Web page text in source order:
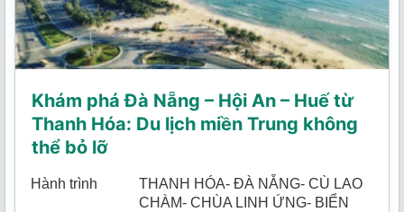
Khám phá Đà Nẵng – Hội An – Huế từ
Thanh Hóa: Du lịch miền Trung không
thể bỏ lỡ
Hành trình
THANH HÓA- ĐÀ NẴNG- CÙ LAO
CHÀM- CHÙA LINH ỨNG- BIỂN